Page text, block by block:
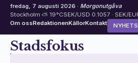
fredag, 7 augusti 2026 · Morgonutgåva
Stockholm ⛅ 19°CSEK/USD 0.1057 · SEK/
Om ossRedaktionenKällorKontakt
HoppaStadsfokus